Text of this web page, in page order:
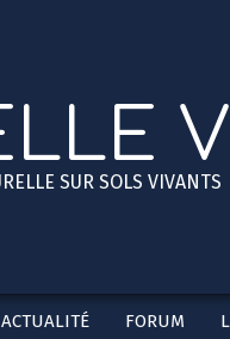
SUR SOLS VIVANTS
ACTUALITÉ FORUM